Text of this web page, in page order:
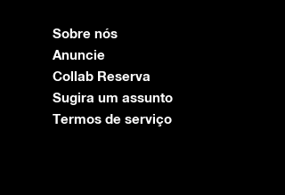
Sobre nós
Anuncie
Collab Reserva
Sugira um assunto
Termos de serviço